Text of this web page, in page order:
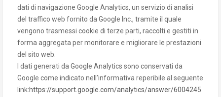
dati di navigazione Google Analytics, un servizio di analisi
del traffico web fornito da Google Inc., tramite il quale
vengono trasmessi cookie di terze parti, raccolti e gestiti in
forma aggregata per monitorare e migliorare le prestazioni
del sito web.
I dati generati da Google Analytics sono conservati da
Google come indicato nell’informativa reperibile al seguente
link:https://support.google.com/analytics/answer/6004245